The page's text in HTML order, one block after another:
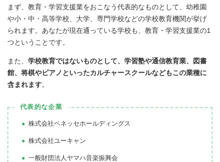
まず、教育・学習支援業をおこなう代表的なものとして、幼稚園
や小・中・高等学校、大学、専門学校などの学校教育機関が挙げ
られます。あなたが現在通っている学校も、教育・学習支援業の1
つということです。
また、 学校教育ではないものとして、学習塾や通信教育業、図書
館、将棋やピアノといったカルチャースクールなどもこの業種に
含まれます。
代表的な企業
株式会社ベネッセホールディングス
株式会社ユーキャン
一般財団法人ヤマハ音楽振興会